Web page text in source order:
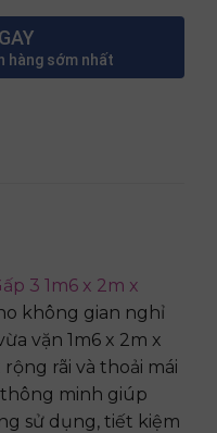
hàng sớm nhất
3 1m6 x 2m x
không gian nghỉ
vặn 1m6 x 2m x
rãi và thoải mái
minh giúp
sử dụng, tiết kiệm